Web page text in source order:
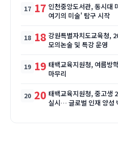
17 인천중앙도서관, 동시대
여기의 미술' 탐구 시작
18 강원특별자치도교육청,
모의논술 및 특강 운영
19 태백교육지원청, 여름방
마무리
20 태백교육지원청, 중고생
실시… 글로벌 인재 양성